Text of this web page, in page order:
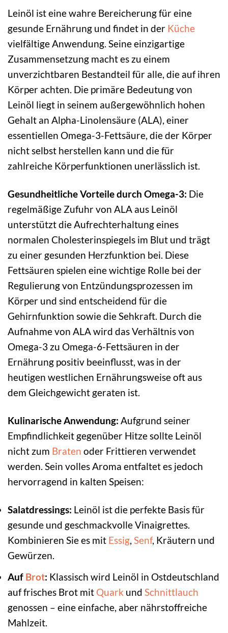
Leinöl ist eine wahre Bereicherung für eine
gesunde Ernährung und findet in der Küche
vielfältige Anwendung. Seine einzigartige
Zusammensetzung macht es zu einem
unverzichtbaren Bestandteil für alle, die auf ihren
Körper achten. Die primäre Bedeutung von
Leinöl liegt in seinem außergewöhnlich hohen
Gehalt an Alpha-Linolensäure (ALA), einer
essentiellen Omega-3-Fettsäure, die der Körper
nicht selbst herstellen kann und die für
zahlreiche Körperfunktionen unerlässlich ist.
Gesundheitliche Vorteile durch Omega-3: Die
regelmäßige Zufuhr von ALA aus Leinöl
unterstützt die Aufrechterhaltung eines
normalen Cholesterinspiegels im Blut und trägt
zu einer gesunden Herzfunktion bei. Diese
Fettsäuren spielen eine wichtige Rolle bei der
Regulierung von Entzündungsprozessen im
Körper und sind entscheidend für die
Gehirnfunktion sowie die Sehkraft. Durch die
Aufnahme von ALA wird das Verhältnis von
Omega-3 zu Omega-6-Fettsäuren in der
Ernährung positiv beeinflusst, was in der
heutigen westlichen Ernährungsweise oft aus
dem Gleichgewicht geraten ist.
Kulinarische Anwendung: Aufgrund seiner
Empfindlichkeit gegenüber Hitze sollte Leinöl
nicht zum Braten oder Frittieren verwendet
werden. Sein volles Aroma entfaltet es jedoch
hervorragend in kalten Speisen:
Salatdressings: Leinöl ist die perfekte Basis für
gesunde und geschmackvolle Vinaigrettes.
Kombinieren Sie es mit Essig, Senf, Kräutern und
Gewürzen.
Auf Brot: Klassisch wird Leinöl in Ostdeutschland
auf frisches Brot mit Quark und Schnittlauch
genossen – eine einfache, aber nährstoffreiche
Mahlzeit.